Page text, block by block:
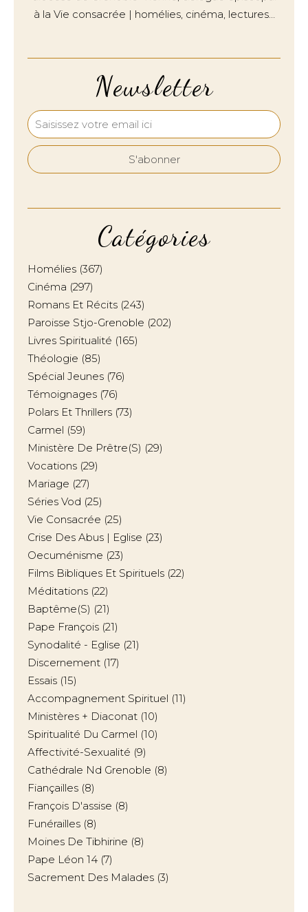
Newsletter
Catégories
Homélies (367)
Cinéma (297)
Romans Et Récits (243)
Paroisse Stjo-Grenoble (202)
Livres Spiritualité (165)
Théologie (85)
Spécial Jeunes (76)
Témoignages (76)
Polars Et Thrillers (73)
Carmel (59)
Ministère De Prêtre(s) (29)
Vocations (29)
Mariage (27)
Séries Vod (25)
Vie Consacrée (25)
Crise Des Abus | Eglise (23)
Oecuménisme (23)
Films Bibliques Et Spirituels (22)
Méditations (22)
Baptême(s) (21)
Pape François (21)
Synodalité - Eglise (21)
Discernement (17)
Essais (15)
Accompagnement Spirituel (11)
Ministères + Diaconat (10)
Spiritualité Du Carmel (10)
Affectivité-Sexualité (9)
Cathédrale Nd Grenoble (8)
Fiançailles (8)
François D'assise (8)
Funérailles (8)
Moines De Tibhirine (8)
Pape Léon 14 (7)
Sacrement Des Malades (3)
à la Vie consacrée | homélies, cinéma, lectures…